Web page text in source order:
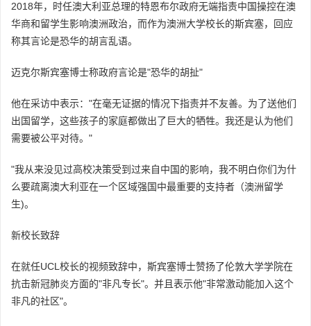
2018年，时任澳大利亚总理的特恩布尔政府无端指责中国操控在澳
华商和留学生影响澳洲政治，而作为澳洲大学校长的斯宾塞，回应
称其言论是恐华的胡言乱语。
迈克尔斯宾塞博士称政府言论是"恐华的胡扯"
他在采访中表示："在毫无证据的情况下指责并不友善。为了送他们
出国留学，这些孩子的家庭都做出了巨大的牺牲。我还是认为他们
需要被公平对待。"
"我从来没见过高校决策受到过来自中国的影响，我不明白你们为什
么要疏离澳大利亚在一个区域强国中最重要的支持者（澳洲留学
生)。
新校长致辞
在就任UCL校长的视频致辞中，斯宾塞博士赞扬了伦敦大学学院在
抗击新冠肺炎方面的"非凡专长"。并且表示他"非常激动能加入这个
非凡的社区"。